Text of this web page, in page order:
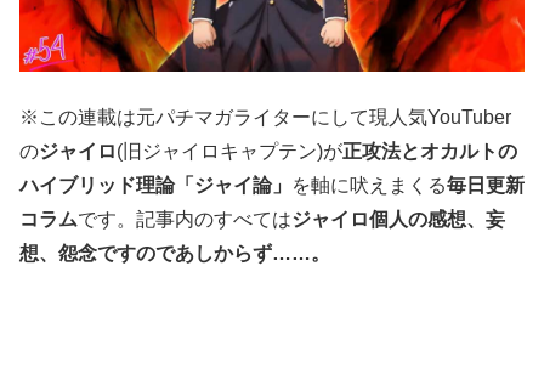
※この連載は元パチマガライターにして現人気YouTuber
のジャイロ(旧ジャイロキャプテン)が正攻法とオカルトの
ハイブリッド理論「ジャイ論」
を軸に吠えまくる毎日更新
コラムです。記事内のすべてはジャイロ個人の感想、妄
想、怨念ですのであしからず……。